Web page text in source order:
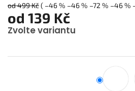
od 499 Kč ( –46 % –46 % –72 % –46 %
od 139 Kč
Zvolte variantu
cena: